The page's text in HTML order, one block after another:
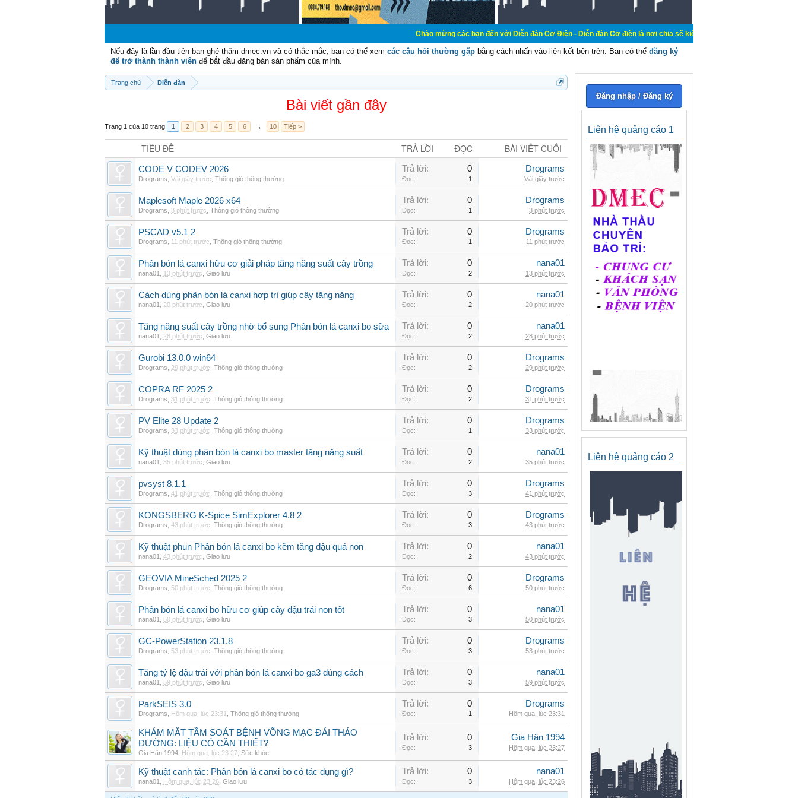
Chào mừng các bạn đến với Diễn đàn Cơ Điện - Diễn đàn Cơ điện là nơi chia sẽ kiến thức kinh nghiệm trong lãnh vực cơ
Nếu đây là lần đầu tiên bạn ghé thăm dmec.vn và có thắc mắc, bạn có thể xem các câu hỏi thường gặp bằng cách nhấn vào liên kết bên trên. Bạn có thể đăng ký
để trở thành thành viên để bắt đầu đăng bán sản phẩm của mình.
Trang chủ Diễn đàn
Bài viết gần đây
Trang 1 của 10 trang 1 2 3 4 5 6 → 10 Tiếp >
TIÊU ĐỀ TRẢ LỜI ĐỌC BÀI VIẾT CUỐI
CODE V CODEV 2026
Drograms Vài giây trước Thông gió thông thường
Trả lời: 0
Đọc: 1
Drograms
Vài giây trước
Maplesoft Maple 2026 x64
Drograms 3 phút trước Thông gió thông thường
Trả lời: 0
Đọc: 1
Drograms
3 phút trước
PSCAD v5.1 2
Drograms 11 phút trước Thông gió thông thường
Trả lời: 0
Đọc: 1
Drograms
11 phút trước
Phân bón lá canxi hữu cơ giải pháp tăng năng suất cây trồng
nana01 13 phút trước Giao lưu
Trả lời: 0
Đọc: 2
nana01
13 phút trước
Cách dùng phân bón lá canxi hợp trí giúp cây tăng năng
nana01 20 phút trước Giao lưu
Trả lời: 0
Đọc: 2
nana01
20 phút trước
Tăng năng suất cây trồng nhờ bổ sung Phân bón lá canxi bo sữa
nana01 28 phút trước Giao lưu
Trả lời: 0
Đọc: 2
nana01
28 phút trước
Gurobi 13.0.0 win64
Drograms 29 phút trước Thông gió thông thường
Trả lời: 0
Đọc: 2
Drograms
29 phút trước
COPRA RF 2025 2
Drograms 31 phút trước Thông gió thông thường
Trả lời: 0
Đọc: 2
Drograms
31 phút trước
PV Elite 28 Update 2
Drograms 33 phút trước Thông gió thông thường
Trả lời: 0
Đọc: 1
Drograms
33 phút trước
Kỹ thuật dùng phân bón lá canxi bo master tăng năng suất
nana01 35 phút trước Giao lưu
Trả lời: 0
Đọc: 2
nana01
35 phút trước
pvsyst 8.1.1
Drograms 41 phút trước Thông gió thông thường
Trả lời: 0
Đọc: 3
Drograms
41 phút trước
KONGSBERG K-Spice SimExplorer 4.8 2
Drograms 43 phút trước Thông gió thông thường
Trả lời: 0
Đọc: 3
Drograms
43 phút trước
Kỹ thuật phun Phân bón lá canxi bo kẽm tăng đậu quả non
nana01 43 phút trước Giao lưu
Trả lời: 0
Đọc: 2
nana01
43 phút trước
GEOVIA MineSched 2025 2
Drograms 50 phút trước Thông gió thông thường
Trả lời: 0
Đọc: 6
Drograms
50 phút trước
Phân bón lá canxi bo hữu cơ giúp cây đậu trái non tốt
nana01 50 phút trước Giao lưu
Trả lời: 0
Đọc: 3
nana01
50 phút trước
GC-PowerStation 23.1.8
Drograms 53 phút trước Thông gió thông thường
Trả lời: 0
Đọc: 3
Drograms
53 phút trước
Tăng tỷ lệ đậu trái với phân bón lá canxi bo ga3 đúng cách
nana01 59 phút trước Giao lưu
Trả lời: 0
Đọc: 3
nana01
59 phút trước
ParkSEIS 3.0
Drograms Hôm qua, lúc 23:31 Thông gió thông thường
Trả lời: 0
Đọc: 1
Drograms
Hôm qua, lúc 23:31
KHÁM MẮT TẦM SOÁT BỆNH VÕNG MẠC ĐÁI THÁO
ĐƯỜNG: LIỆU CÓ CẦN THIẾT?
Gia Hân 1994 Hôm qua, lúc 23:27 Sức khỏe
Trả lời: 0
Đọc: 3
Gia Hân 1994
Hôm qua, lúc 23:27
Kỹ thuật canh tác: Phân bón lá canxi bo có tác dụng gì?
nana01 Hôm qua, lúc 23:26 Giao lưu
Trả lời: 0
Đọc: 3
nana01
Hôm qua, lúc 23:26
Đăng nhập / Đăng ký
Liên hệ quảng cáo 1
Liên hệ quảng cáo 2